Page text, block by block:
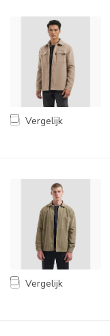
Vergelijk
Vergelijk